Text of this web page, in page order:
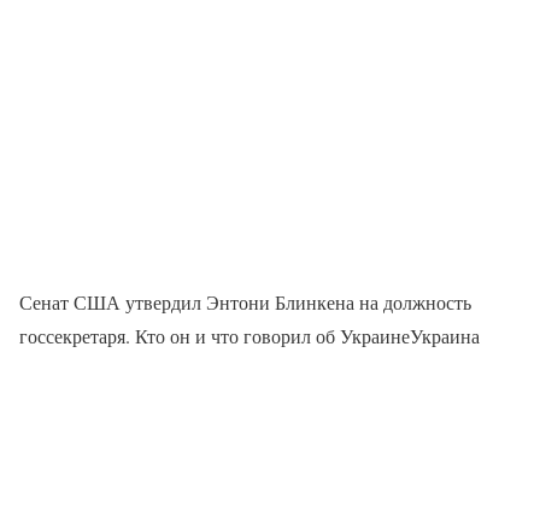
Сенат США утвердил Энтони Блинкена на должность
госсекретаря. Кто он и что говорил об УкраинеУкраина